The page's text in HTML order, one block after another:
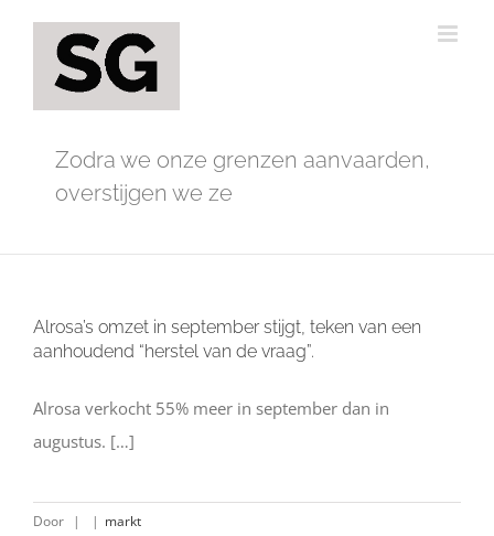
Zodra we onze grenzen aanvaarden,
overstijgen we ze
Alrosa’s omzet in september stijgt, teken van een
aanhoudend “herstel van de vraag”.
Alrosa verkocht 55% meer in september dan in
augustus. […]
Door | | markt